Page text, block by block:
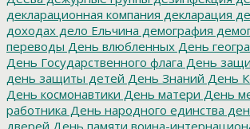
декларационная компания декларация
доходах дело Ельчина демография
переводы День влюбленных День
День Государственного флага День
день защиты детей День Знаний День
День космонавтики День матери День
работника День народного единства
дверей День памяти воина-